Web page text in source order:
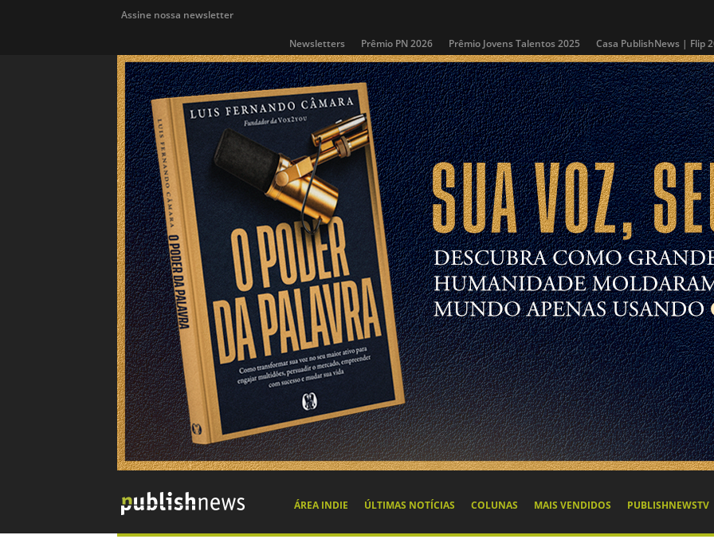
Assine nossa newsletter
Newsletters Prêmio PN 2026 Prêmio Jovens Talentos 2025 Casa PublishNews | Flip
ÁREA INDIE ÚLTIMAS NOTÍCIAS COLUNAS MAIS VENDIDOS PUBLISHNEWSTV